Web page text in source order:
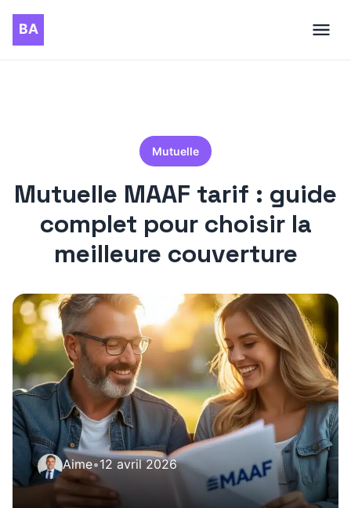
Mutuelle
Mutuelle MAAF tarif : guide
complet pour choisir la
meilleure couverture
Aime•12 avril 2026